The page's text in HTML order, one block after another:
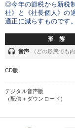
◎今年の節税から新税
社》と《社長個人》の
適正に減らすものです
形 態
headset 音声 （どの形態でも
CD版
デジタル音声版
（配信＋ダウンロード）